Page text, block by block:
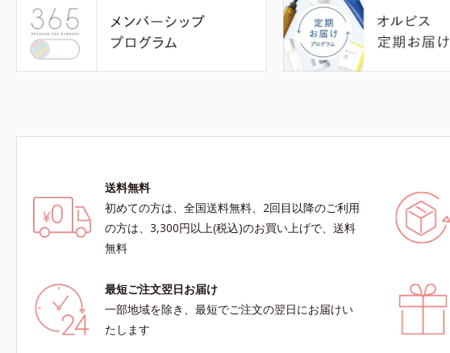
送料無料
初めての方は、全国送料無料、2回目以降のご利用
の方は、3,300円以上(税込)のお買い上げで、送料
無料
最短ご注文翌日お届け
一部地域を除き、最短でご注文の翌日にお届けい
たします